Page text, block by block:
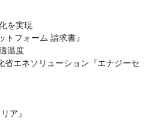
を実現
フォーム 請求書』
温度
エネソリューション『エナジーセ
ア』